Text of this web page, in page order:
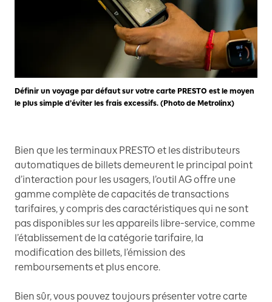
Définir un voyage par défaut sur votre carte PRESTO est le moyen
le plus simple d’éviter les frais excessifs. (Photo de Metrolinx)
Bien que les terminaux PRESTO et les distributeurs
automatiques de billets demeurent le principal point
d’interaction pour les usagers, l’outil AG offre une
gamme complète de capacités de transactions
tarifaires, y compris des caractéristiques qui ne sont
pas disponibles sur les appareils libre-service, comme
l’établissement de la catégorie tarifaire, la
modification des billets, l’émission des
remboursements et plus encore.
Bien sûr, vous pouvez toujours présenter votre carte